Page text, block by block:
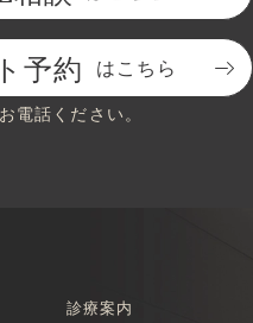
予約 はこちら
電話ください。
診療案内